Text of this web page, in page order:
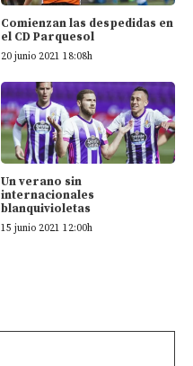
Comienzan las despedidas en
el CD Parquesol
20 junio 2021 18:08h
Un verano sin
internacionales
blanquivioletas
15 junio 2021 12:00h